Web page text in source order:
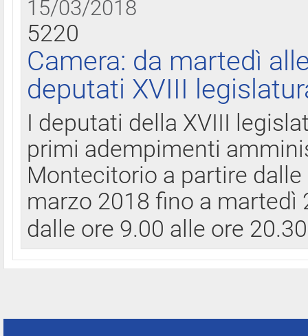
15/03/2018
5220
Camera: da martedì
deputati XVIII
I deputati della XVIII
primi adempimenti
Montecitorio a partire
marzo 2018 fino a
dalle ore 9.00 alle ore